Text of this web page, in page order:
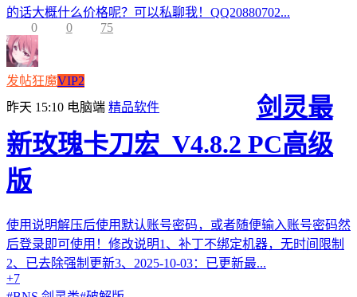
的话大概什么价格呢？可以私聊我！QQ20880702...
0
0 75
发帖狂魔VIP2
昨天 15:10 电脑端 精品软件
剑灵最
新玫瑰卡刀宏_V4.8.2 PC高级
版
使用说明解压后使用默认账号密码，或者随便输入账号密码然
后登录即可使用！修改说明1、补丁不绑定机器，无时间限制
2、已去除强制更新3、2025-10-03：已更新最...
+7